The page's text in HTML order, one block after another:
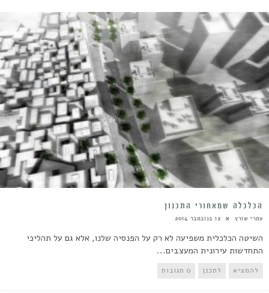
הכלכלה שמאחורי התכנון
עמרי שורץ 12 בנובמבר 2014
השיטה הכלכלית משפיעה לא רק על הפנסיה שלנו, אלא גם על תהליכי
התחדשות עירונית המעצבים...
להמציא לתכנן 0 תגובות